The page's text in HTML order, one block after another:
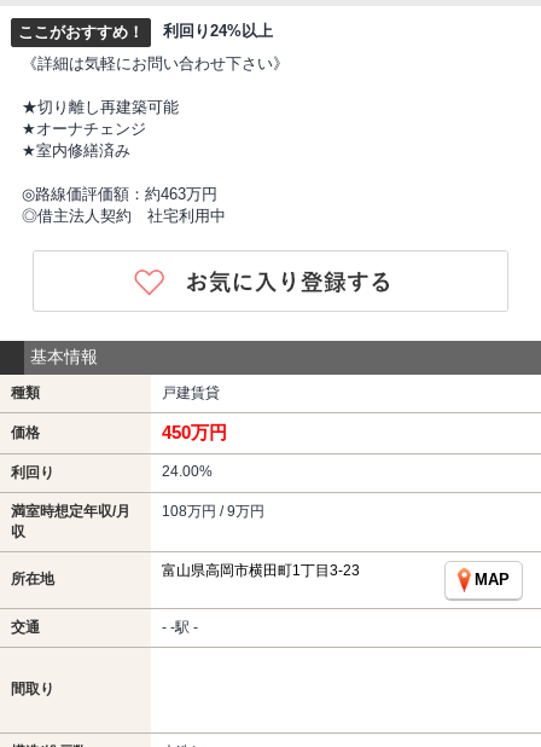
ここがおすすめ！
利回り24%以上
《詳細は気軽にお問い合わせ下さい》
★切り離し再建築可能
★オーナチェンジ
★室内修繕済み
◎路線価評価額：約463万円
◎借主法人契約 社宅利用中
基本情報
種類 戸建賃貸
価格 450万円
利回り 24.00%
満室時想定年収/月
収
108万円 / 9万円
所在地 富山県高岡市横田町1丁目3-23
MAP
交通 - -駅 -
間取り